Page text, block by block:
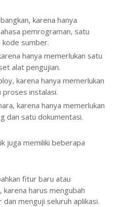
karena hanya
pemrograman, satu
sumber.
hanya memerlukan satu
alat pengujian.
karena hanya memerlukan
instalasi.
karena hanya memerlukan
dan satu dokumentasi.
juga memiliki beberapa
fitur baru atau
harus mengubah
menguji seluruh aplikasi.